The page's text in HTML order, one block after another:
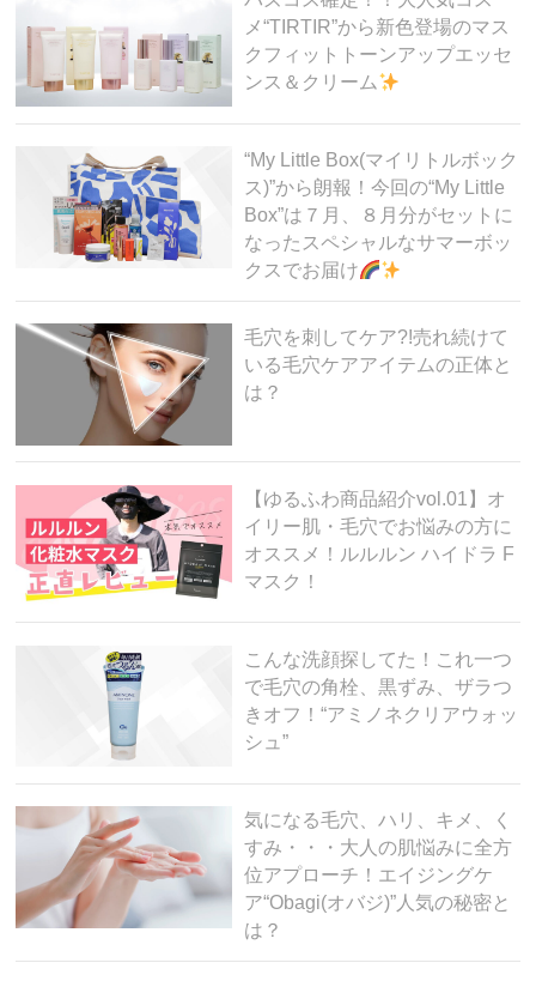
メ“TIRTIR”から新色登場のマス
クフィットトーンアップエッセ
ンス＆クリーム
“My Little Box(マイリトルボック
ス)”から朗報！今回の“My Little
Box”は７月、８月分がセットに
なったスペシャルなサマーボッ
クスでお届け
毛穴を刺してケア?!売れ続けて
いる毛穴ケアアイテムの正体と
は？
【ゆるふわ商品紹介vol.01】オ
イリー肌・毛穴でお悩みの方に
オススメ！ルルルン ハイドラ F
マスク！
こんな洗顔探してた！これ一つ
で毛穴の角栓、黒ずみ、ザラつ
きオフ！“アミノネクリアウォッ
シュ”
気になる毛穴、ハリ、キメ、く
すみ・・・大人の肌悩みに全方
位アプローチ！エイジングケ
ア“Obagi(オバジ)”人気の秘密と
は？